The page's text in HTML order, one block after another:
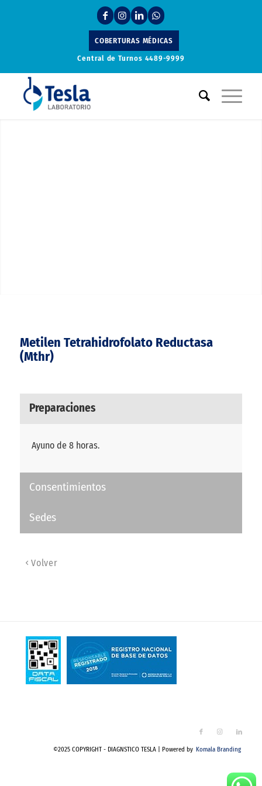
COBERTURAS MÉDICAS
Central de Turnos 4489-9999
Metilen Tetrahidrofolato Reductasa
(Mthr)
Preparaciones
Ayuno de 8 horas.
Consentimientos
Sedes
Volver
©2025 COPYRIGHT - DIAGNSTICO TESLA | Powered by Komala Branding